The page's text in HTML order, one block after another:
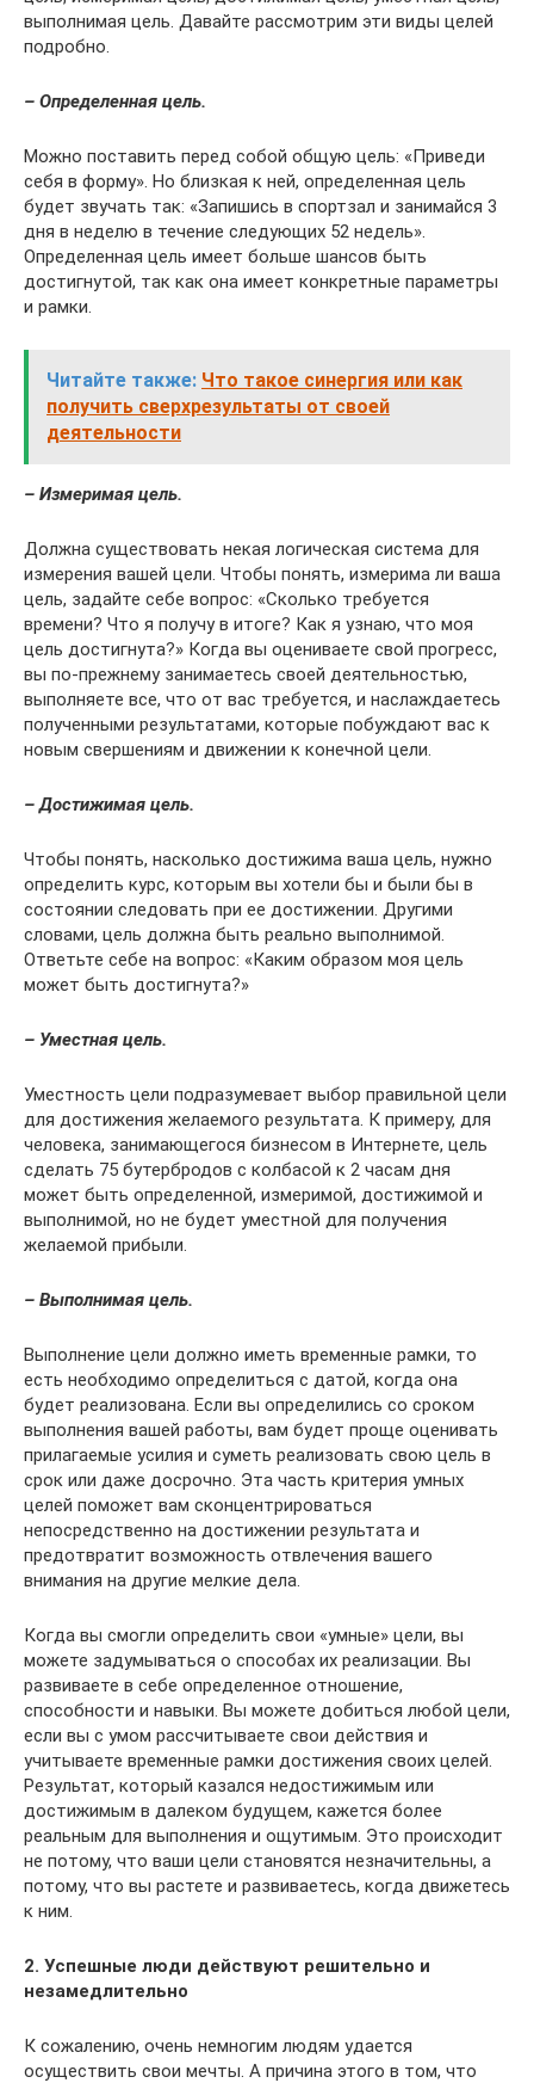
выполнимая цель. Давайте рассмотрим эти виды целей
подробно.
– Определенная цель.
Можно поставить перед собой общую цель: «Приведи
себя в форму». Но близкая к ней, определенная цель
будет звучать так: «Запишись в спортзал и занимайся 3
дня в неделю в течение следующих 52 недель».
Определенная цель имеет больше шансов быть
достигнутой, так как она имеет конкретные параметры
и рамки.
Читайте также: Что такое синергия или как
получить сверхрезультаты от своей
деятельности
– Измеримая цель.
Должна существовать некая логическая система для
измерения вашей цели. Чтобы понять, измерима ли ваша
цель, задайте себе вопрос: «Сколько требуется
времени? Что я получу в итоге? Как я узнаю, что моя
цель достигнута?» Когда вы оцениваете свой прогресс,
вы по-прежнему занимаетесь своей деятельностью,
выполняете все, что от вас требуется, и наслаждаетесь
полученными результатами, которые побуждают вас к
новым свершениям и движении к конечной цели.
– Достижимая цель.
Чтобы понять, насколько достижима ваша цель, нужно
определить курс, которым вы хотели бы и были бы в
состоянии следовать при ее достижении. Другими
словами, цель должна быть реально выполнимой.
Ответьте себе на вопрос: «Каким образом моя цель
может быть достигнута?»
– Уместная цель.
Уместность цели подразумевает выбор правильной цели
для достижения желаемого результата. К примеру, для
человека, занимающегося бизнесом в Интернете, цель
сделать 75 бутербродов с колбасой к 2 часам дня
может быть определенной, измеримой, достижимой и
выполнимой, но не будет уместной для получения
желаемой прибыли.
– Выполнимая цель.
Выполнение цели должно иметь временные рамки, то
есть необходимо определиться с датой, когда она
будет реализована. Если вы определились со сроком
выполнения вашей работы, вам будет проще оценивать
прилагаемые усилия и суметь реализовать свою цель в
срок или даже досрочно. Эта часть критерия умных
целей поможет вам сконцентрироваться
непосредственно на достижении результата и
предотвратит возможность отвлечения вашего
внимания на другие мелкие дела.
Когда вы смогли определить свои «умные» цели, вы
можете задумываться о способах их реализации. Вы
развиваете в себе определенное отношение,
способности и навыки. Вы можете добиться любой цели,
если вы с умом рассчитываете свои действия и
учитываете временные рамки достижения своих целей.
Результат, который казался недостижимым или
достижимым в далеком будущем, кажется более
реальным для выполнения и ощутимым. Это происходит
не потому, что ваши цели становятся незначительны, а
потому, что вы растете и развиваетесь, когда движетесь
к ним.
2. Успешные люди действуют решительно и
незамедлительно
К сожалению, очень немногим людям удается
осуществить свои мечты. А причина этого в том, что